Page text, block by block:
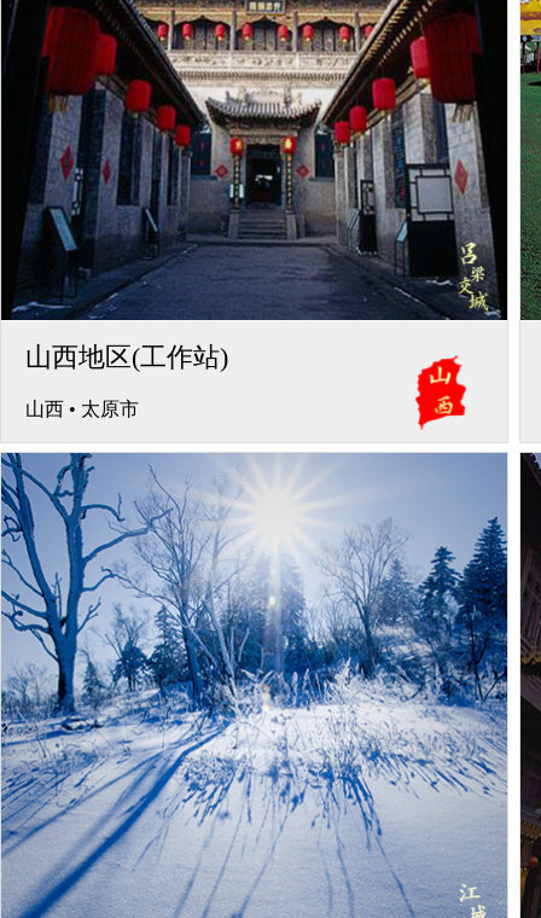
山西地区(工作站)
山西 • 太原市